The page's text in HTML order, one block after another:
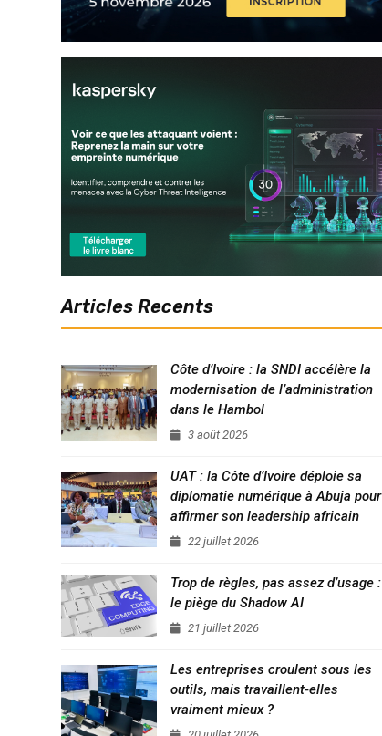
Articles Recents
Côte d’Ivoire : la SNDI accélère la
modernisation de l’administration
dans le Hambol
3 août 2026
UAT : la Côte d’Ivoire déploie sa
diplomatie numérique à Abuja pour
affirmer son leadership africain
22 juillet 2026
Trop de règles, pas assez d’usage :
le piège du Shadow AI
21 juillet 2026
Les entreprises croulent sous les
outils, mais travaillent-elles
vraiment mieux ?